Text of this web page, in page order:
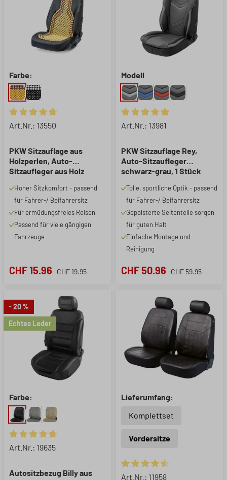
Farbe:
Durchschnittliche Bewertung von 4.75 von 5 Sternen
Art.Nr.: 13550
PKW Sitzauflage aus
Holzperlen, Auto-
Sitzaufleger aus Holz
Hoher Sitzkomfort - passend
für Fahrer-/ Beifahrersitz
Für ermüdungsfreies Reisen
Passend für viele gängigen
Fahrzeuge
CHF 15.96 CHF 19.95
Modell
Durchschnittliche Bewertung
Art.Nr.: 13981
PKW Sitzauflage Rey,
Auto-Sitzaufleger
schwarz-grau, 1 Stück
Tolle, sportliche Optik - passend
für Fahrer-/ Beifahrersitz
Gepolsterte Seitenteile sorgen
für guten Halt
Einfache Montage und
Reinigung
CHF 50.96 CHF 59.95
- 20 %
Echtes Leder
Farbe:
Durchschnittliche Bewertung von 4.81 von 5 Sternen
Art.Nr.: 19635
Autositzbezug Billy aus
Lieferumfang:
Komplettset
Vordersitze
Durchschnittliche Bewertung
Art.Nr.: 11958